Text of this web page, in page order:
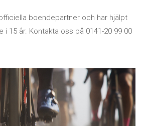
boendepartner och har hjälpt
15 år. Kontakta oss på 0141-20 99 00